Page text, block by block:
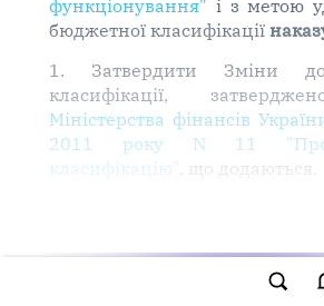
функціонування" і з метою
бюджетної класифікації
1. Затвердити Зміни
класифікації,
Міністерства фінансів
2011 року N 11 "Про
класифікацію" , що додаються.